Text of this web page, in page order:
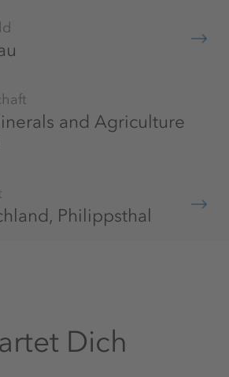
and Agriculture
Philippsthal
Dich